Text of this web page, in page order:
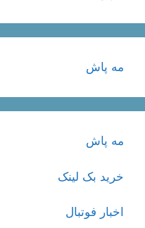
مه پاش
مه پاش
خرید بک لینک
اخبار فوتبال